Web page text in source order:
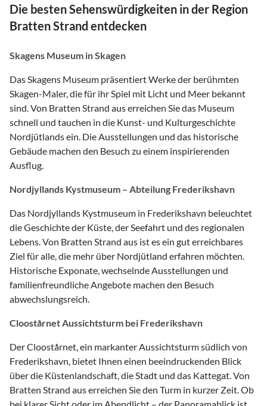
Die besten Sehenswürdigkeiten in der Region
Bratten Strand entdecken
Skagens Museum in Skagen
Das Skagens Museum präsentiert Werke der berühmten
Skagen-Maler, die für ihr Spiel mit Licht und Meer bekannt
sind. Von Bratten Strand aus erreichen Sie das Museum
schnell und tauchen in die Kunst- und Kulturgeschichte
Nordjütlands ein. Die Ausstellungen und das historische
Gebäude machen den Besuch zu einem inspirierenden
Ausflug.
Nordjyllands Kystmuseum – Abteilung Frederikshavn
Das Nordjyllands Kystmuseum in Frederikshavn beleuchtet
die Geschichte der Küste, der Seefahrt und des regionalen
Lebens. Von Bratten Strand aus ist es ein gut erreichbares
Ziel für alle, die mehr über Nordjütland erfahren möchten.
Historische Exponate, wechselnde Ausstellungen und
familienfreundliche Angebote machen den Besuch
abwechslungsreich.
Cloostårnet Aussichtsturm bei Frederikshavn
Der Cloostårnet, ein markanter Aussichtsturm südlich von
Frederikshavn, bietet Ihnen einen beeindruckenden Blick
über die Küstenlandschaft, die Stadt und das Kattegat. Von
Bratten Strand aus erreichen Sie den Turm in kurzer Zeit. Ob